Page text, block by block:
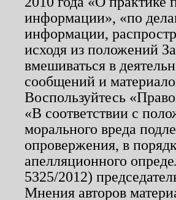
информации», «по
информации,
исходя из положений
вмешиваться в
сообщений и
Воспользуйтесь
«В соответствии с
морального вреда
опровержения, в
апелляционного
5325/2012)
Мнения авторов